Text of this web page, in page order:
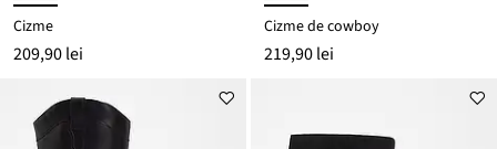
Cizme
209,90 lei
Cizme de cowboy
219,90 lei